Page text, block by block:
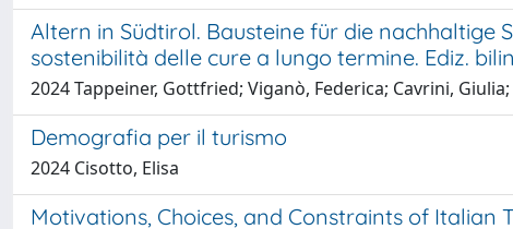
Altern in Südtirol. Bausteine für die nachhaltige
sostenibilità delle cure a lungo termine. Ediz.
2024 Tappeiner, Gottfried; Viganò, Federica; Cavrini,
Demografia per il turismo
2024 Cisotto, Elisa
Motivations, Choices, and Constraints of Italian